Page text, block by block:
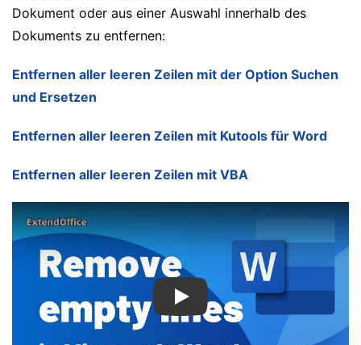
Dokument oder aus einer Auswahl innerhalb des
Dokuments zu entfernen:
Entfernen aller leeren Zeilen mit der Option Suchen
und Ersetzen
Entfernen aller leeren Zeilen mit Kutools für Word
Entfernen aller leeren Zeilen mit VBA
Play